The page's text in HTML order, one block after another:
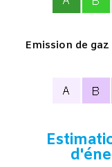
Emission de